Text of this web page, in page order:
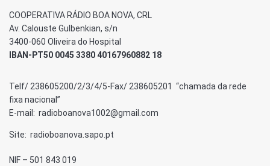
COOPERATIVA RÁDIO BOA NOVA, CRL
Av. Calouste Gulbenkian, s/n
3400-060 Oliveira do Hospital
IBAN-PT50 0045 3380 40167960882 18
Telf/ 238605200/2/3/4/5-Fax/ 238605201 “chamada da rede
fixa nacional”
E-mail: radioboanova1002@gmail.com
Site: radioboanova.sapo.pt
NIF – 501 843 019